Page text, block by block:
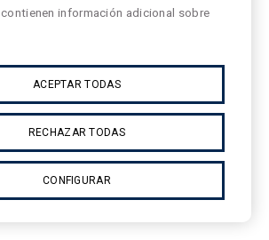
contienen información adicional sobre
ACEPTAR TODAS
RECHAZAR TODAS
CONFIGURAR